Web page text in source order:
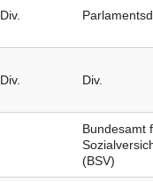
Div.
Div. Div.
Bundesamt
(BSV)